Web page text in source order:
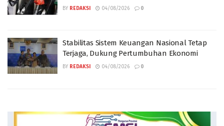
BY REDAKSI 04/08/2026 0
Stabilitas Sistem Keuangan Nasional Tetap
Terjaga, Dukung Pertumbuhan Ekonomi
BY REDAKSI 04/08/2026 0